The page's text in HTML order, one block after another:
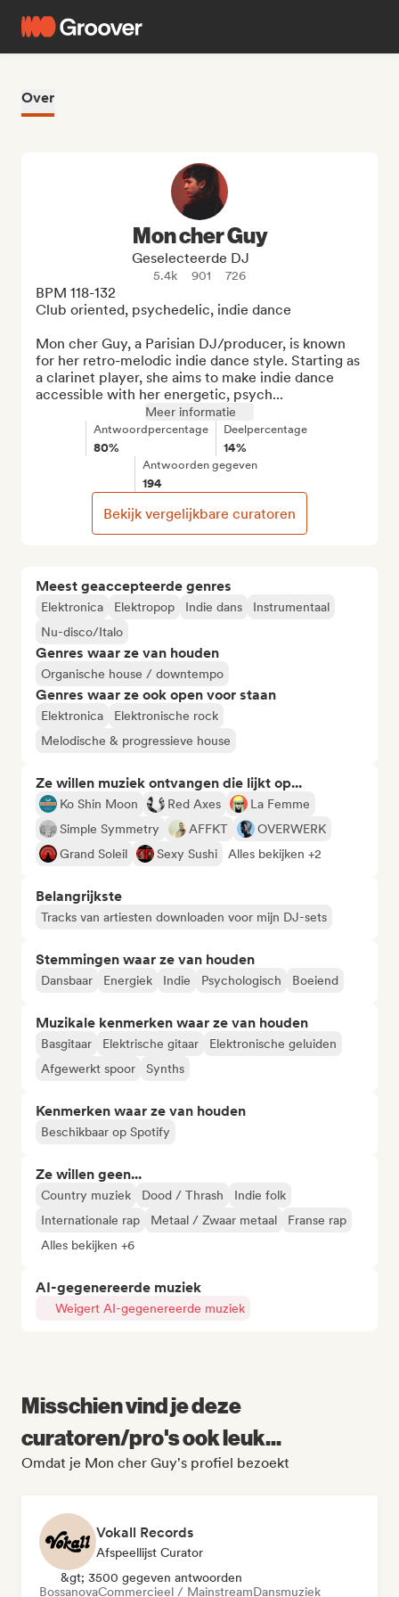
Over
Meest geaccepteerde genres
Elektronica Elektropop Indie dans
Instrumentaal
Nu-disco/Italo
Genres waar ze van houden
Organische house / downtempo
Genres waar ze ook open voor staan
Elektronica
Elektronische rock
Melodische & progressieve house
Ze willen muziek ontvangen die lijkt op...
Ko Shin Moon Red Axes
La Femme
Simple Symmetry
AFFKT
OVERWERK
Grand Soleil
Sexy Sushi Alles bekijken +2
Belangrijkste
Tracks van artiesten downloaden voor mijn DJ-sets
Stemmingen waar ze van houden
Dansbaar Energiek Indie Psychologisch Boeiend
Muzikale kenmerken waar ze van houden
Basgitaar Elektrische gitaar
Elektronische geluiden
Afgewerkt spoor
Synths
Kenmerken waar ze van houden
Beschikbaar op Spotify
Ze willen geen...
Country muziek Dood / Thrash
Indie folk
Internationale rap
Metaal / Zwaar metaal
Franse rap
Alles bekijken +6
AI-gegenereerde muziek
Weigert AI-gegenereerde muziek
Mon cher Guy
Geselecteerde DJ
5.4k 901 726
BPM 118-132
Club oriented, psychedelic, indie dance
Mon cher Guy, a Parisian DJ/producer, is known
for her retro-melodic indie dance style. Starting as
a clarinet player, she aims to make indie dance
accessible with her energetic, psych...
Meer informatie
Antwoordpercentage
80%
Deelpercentage
14%
Antwoorden gegeven
194
Bekijk vergelijkbare curatoren
Misschien vind je deze
curatoren/pro's ook leuk...
Omdat je Mon cher Guy's profiel bezoekt
Vokall Records
Afspeellijst Curator
&gt; 3500 gegeven antwoorden
BossanovaCommercieel / MainstreamDansmuziek